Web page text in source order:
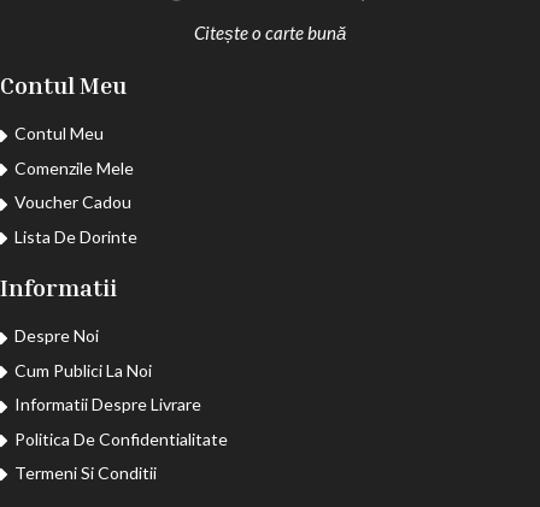
Citește o carte bună
Contul Meu
Contul Meu
Comenzile Mele
Voucher Cadou
Lista De Dorinte
Informatii
Despre Noi
Cum Publici La Noi
Informatii Despre Livrare
Politica De Confidentialitate
Termeni Si Conditii